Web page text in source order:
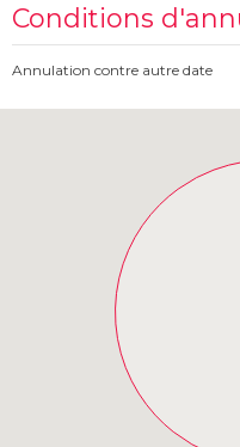
Conditions
Annulation contre autre date